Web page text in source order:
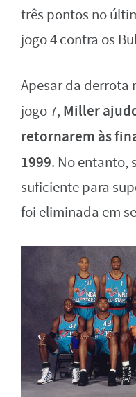
três pontos no
jogo 4 contra os
Apesar da derrota
jogo 7, Miller
retornarem às
1999. No entanto,
suficiente para
foi eliminada em